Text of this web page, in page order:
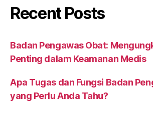
Recent Posts
Badan Pengawas Obat:
Penting dalam Keamanan Medis
Apa Tugas dan Fungsi Badan
yang Perlu Anda Tahu?